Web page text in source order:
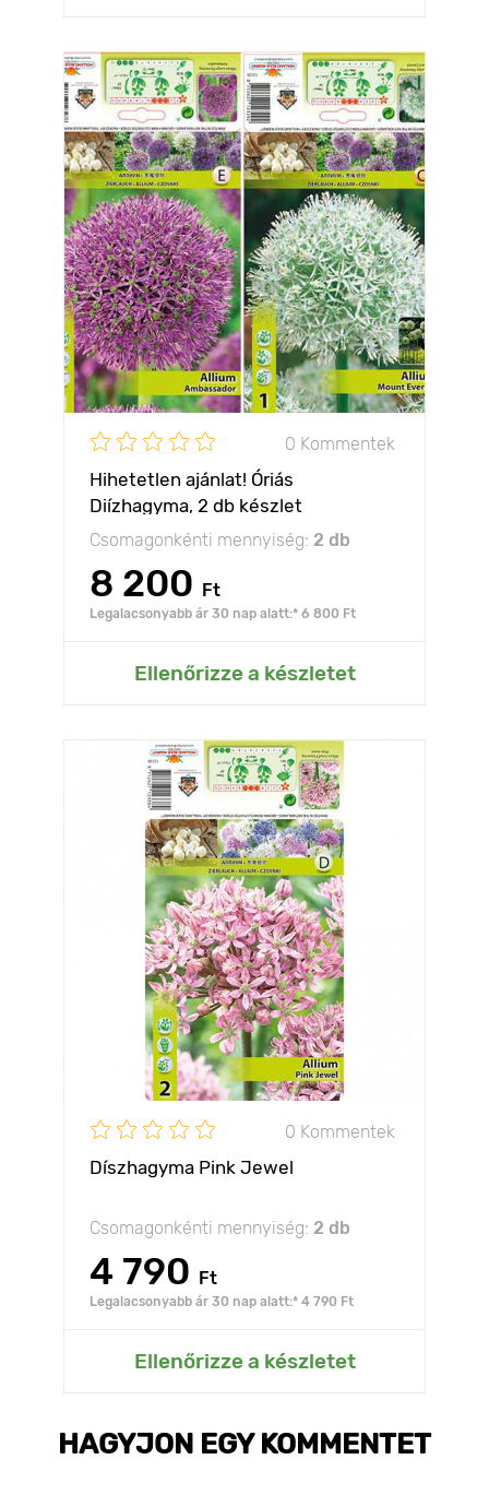
0 Kommentek
Hihetetlen ajánlat! Óriás
Diízhagyma, 2 db készlet
Csomagonkénti mennyiség: 2 db
8 200 Ft
Legalacsonyabb ár 30 nap alatt:* 6 800 Ft
Ellenőrizze a készletet
0 Kommentek
Díszhagyma Pink Jewel
Csomagonkénti mennyiség: 2 db
4 790 Ft
Legalacsonyabb ár 30 nap alatt:* 4 790 Ft
Ellenőrizze a készletet
HAGYJON EGY KOMMENTET